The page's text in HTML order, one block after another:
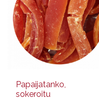
Papaijatanko,
sokeroitu
useampi
muunnelma.
Voit
tehdä
valinnat
sivulla.